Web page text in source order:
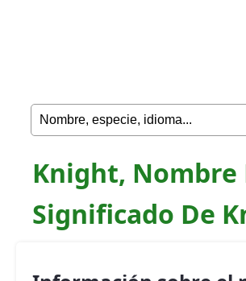
Knight, Nombre
Significado De